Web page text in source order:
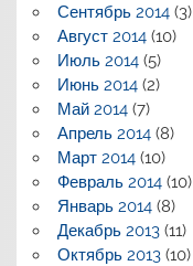
Сентябрь 2014(3)
Август 2014(10)
Июль 2014(5)
Июнь 2014(2)
Май 2014(7)
Апрель 2014(8)
Март 2014(10)
Февраль 2014(10)
Январь 2014(8)
Декабрь 2013(11)
Октябрь 2013(10)